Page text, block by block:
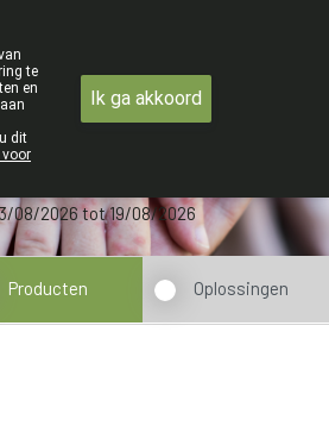
228 32 36
08/2026 tot 19/08/2026
Producten Oplossingen
te
en
dit
voor
Ik ga akkoord